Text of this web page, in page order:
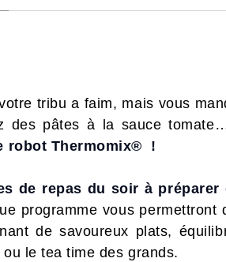
tribu a faim, mais vous
des pâtes à la sauce
robot Thermomix® !
de repas du soir à
programme vous
de savoureux plats,
le tea time des grands.